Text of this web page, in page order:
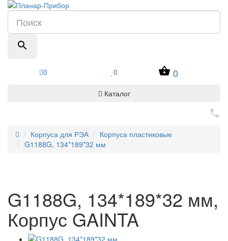
0 0 0
Каталог
Корпуса для РЭА
Корпуса пластиковые
G1188G, 134*189*32 мм
G1188G, 134*189*32 мм,
Корпус GAINTA